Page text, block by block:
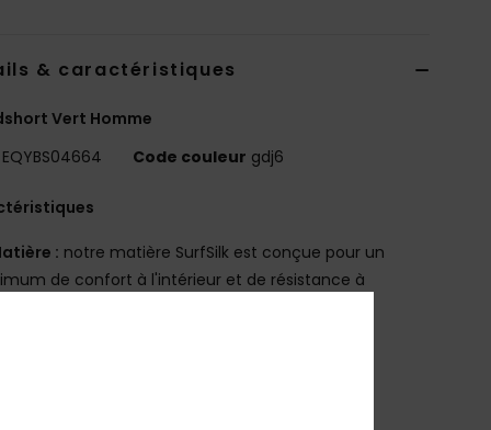
& caractéristiques
Vert Homme
EQYBS04664 Code couleur gdj6
: notre matière SurfSilk est conçue pour un
de confort à l'intérieur et de résistance à